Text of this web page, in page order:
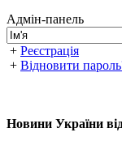
Адмін-панель
+ Реєстрація
+ Відновити
Новини України